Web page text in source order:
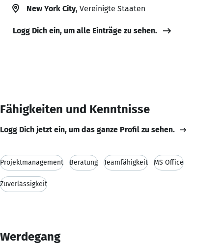
New York City, Vereinigte Staaten
Logg Dich ein, um alle Einträge zu sehen.
Fähigkeiten und Kenntnisse
Logg Dich jetzt ein, um das ganze Profil zu sehen.
Projektmanagement Beratung Teamfähigkeit MS Office
Zuverlässigkeit
Werdegang